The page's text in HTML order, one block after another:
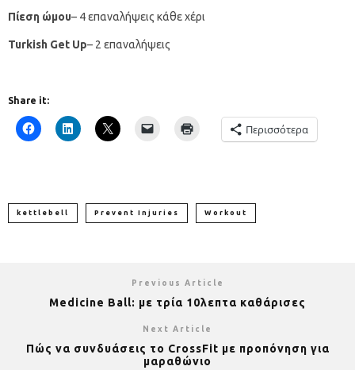
Πίεση ώμου– 4 επαναλήψεις κάθε χέρι
Turkish Get Up– 2 επαναλήψεις
Share it:
Περισσότερα
kettlebell Prevent Injuries Workout
Previous Article
Medicine Ball: με τρία 10λεπτα καθάρισες
Next Article
Πώς να συνδυάσεις το CrossFit με προπόνηση για
μαραθώνιο